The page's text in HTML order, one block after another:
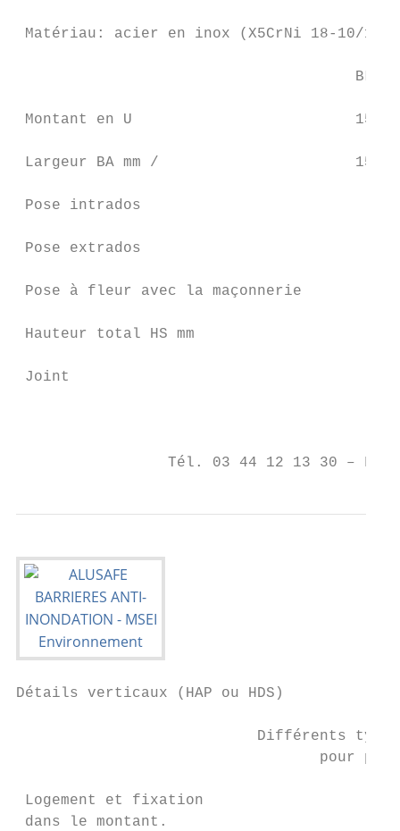
Matériau: acier en inox (X5CrNi 18-10/
Montant en U                         150 x
Largeur BA mm /
Pose intrados
Pose extrados
Pose à fleur avec la maçonnerie
Hauteur total HS mm
Joint
Tél. 03 44 12 13 30 –
Détails verticaux (HAP ou HDS)
Différents
pour
Logement et fixation
dans le montant.